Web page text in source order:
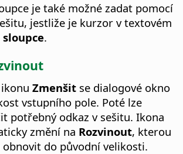
je také možné zadat pomocí
jestliže je kurzor v textovém
.
Zmenšit se dialogové okno
vstupního pole. Poté lze
potřebný odkaz v sešitu. Ikona
změní na Rozvinout, kterou
do původní velikosti.